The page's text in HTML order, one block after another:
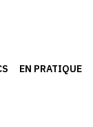
EN PRATIQUE